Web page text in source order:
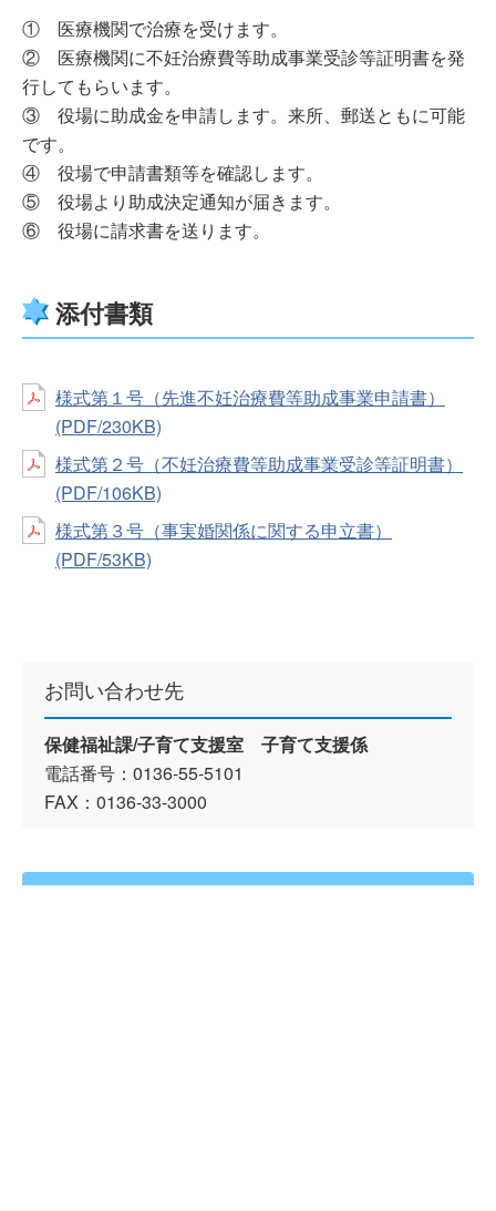
① 医療機関で治療を受けます。
② 医療機関に不妊治療費等助成事業受診等証明書を発
行してもらいます。
③ 役場に助成金を申請します。来所、郵送ともに可能
です。
④ 役場で申請書類等を確認します。
⑤ 役場より助成決定通知が届きます。
⑥ 役場に請求書を送ります。
添付書類
様式第１号（先進不妊治療費等助成事業申請書）
(PDF/230KB)
様式第２号（不妊治療費等助成事業受診等証明書）
(PDF/106KB)
様式第３号（事実婚関係に関する申立書）
(PDF/53KB)
お問い合わせ先
保健福祉課/子育て支援室 子育て支援係
電話番号：0136-55-5101
FAX：0136-33-3000